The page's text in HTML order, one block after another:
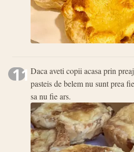
11 Daca aveti copii acasa prin
pasteis de belem nu sunt prea
sa nu fie ars.